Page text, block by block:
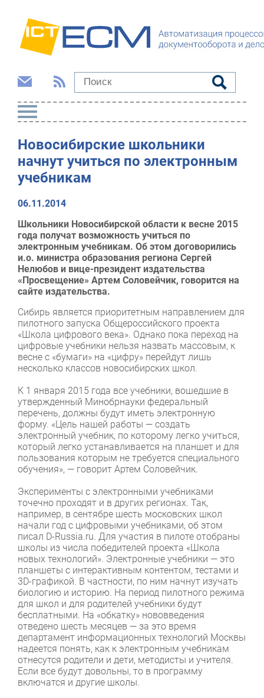
Новосибирские школьники
начнут учиться по электронным
учебникам
06.11.2014
Школьники Новосибирской области к весне 2015
года получат возможность учиться по
электронным учебникам. Об этом договорились
и.о. министра образования региона Сергей
Нелюбов и вице-президент издательства
«Просвещение» Артем Соловейчик, говорится на
сайте издательства.
Сибирь является приоритетным направлением для
пилотного запуска Общероссийского проекта
«Школа цифрового века». Однако пока переход на
цифровые учебники нельзя назвать массовым, к
весне с «бумаги» на «цифру» перейдут лишь
несколько классов новосибирских школ.
К 1 января 2015 года все учебники, вошедшие в
утвержденный Минобрнауки федеральный
перечень, должны будут иметь электронную
форму. «Цель нашей работы — создать
электронный учебник, по которому легко учиться,
который легко устанавливается на планшет и для
пользования которым не требуется специального
обучения», — говорит Артем Соловейчик.
Эксперименты с электронными учебниками
точечно проходят и в других регионах. Так,
например, в сентябре шесть московских школ
начали год с цифровыми учебниками, об этом
писал D-Russia.ru. Для участия в пилоте отобраны
школы из числа победителей проекта «Школа
новых технологий». Электронные учебники — это
планшеты с интерактивным контентом, тестами и
3D-графикой. В частности, по ним начнут изучать
биологию и историю. На период пилотного режима
для школ и для родителей учебники будут
бесплатными. На «обкатку» нововведения
отведено шесть месяцев — за это время
департамент информационных технологий Москвы
надеется понять, как к электронным учебникам
отнесутся родители и дети, методисты и учителя.
Если все будут довольны, то в программу
включатся и другие школы.